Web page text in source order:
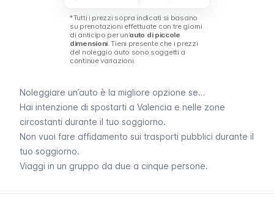
*Tutti i prezzi sopra indicati si basano
su prenotazioni effettuate con tre giorni
di anticipo per un’auto di piccole
dimensioni. Tieni presente che i prezzi
del noleggio auto sono soggetti a
continue variazioni.
Noleggiare un’auto è la migliore opzione se…
Hai intenzione di spostarti a Valencia e nelle zone
circostanti durante il tuo soggiorno.
Non vuoi fare affidamento sui trasporti pubblici durante il
tuo soggiorno.
Viaggi in un gruppo da due a cinque persone.